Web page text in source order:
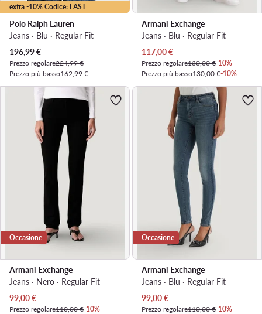
extra -10% Codice: LAST
Polo Ralph Lauren
Jeans · Blu · Regular Fit
Prezzo attuale
196,99€
Prezzo regolare224,99 €
Prezzo più basso162,99 €
Armani Exchange
Jeans · Blu · Regular Fit
Prezzo attuale
117,00€
Prezzo regolare130,00 €-10%
Prezzo più basso130,00 €-10%
Occasione
Armani Exchange
Jeans · Nero · Regular Fit
Prezzo attuale
99,00€
Prezzo regolare110,00 €-10%
Occasione
Armani Exchange
Jeans · Blu · Regular Fit
Prezzo attuale
99,00€
Prezzo regolare110,00 €-10%